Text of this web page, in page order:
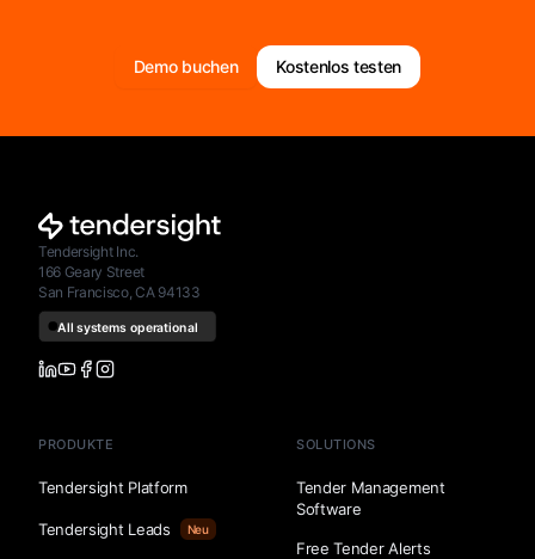
Demo buchen Kostenlos testen
Tendersight Inc.
166 Geary Street
San Francisco, CA 94133
PRODUKTE
Tendersight Platform
Tendersight Leads Neu
SOLUTIONS
Tender Management
Software
Free Tender Alerts